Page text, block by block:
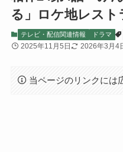
る」ロケ地レスト
テレビ・配信関連情報 ドラマ
2025年11月5日 2026年3月4
当ページのリンクには